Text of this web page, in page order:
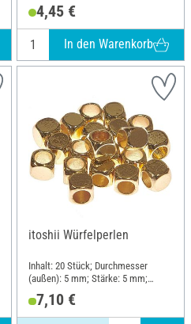
4,45 €
In den Warenkorb
itoshii Würfelperlen
Inhalt: 20 Stück; Durchmesser
(außen): 5 mm; Stärke: 5 mm;
Material: Kupfer
7,10 €